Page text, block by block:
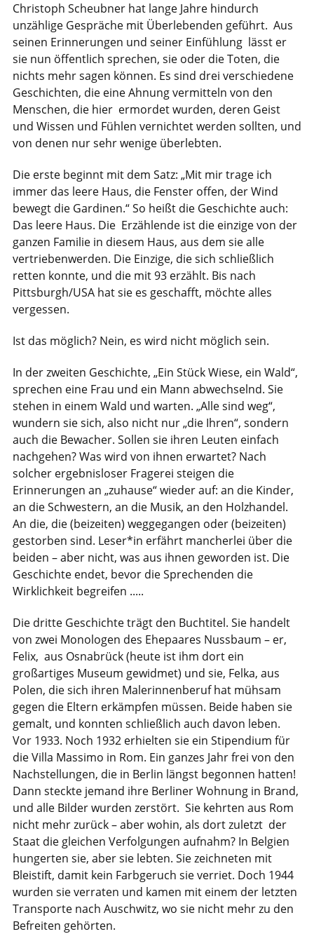
Christoph Scheubner hat lange Jahre hindurch
unzählige Gespräche mit Überlebenden geführt. Aus
seinen Erinnerungen und seiner Einfühlung lässt er
sie nun öffentlich sprechen, sie oder die Toten, die
nichts mehr sagen können. Es sind drei verschiedene
Geschichten, die eine Ahnung vermitteln von den
Menschen, die hier ermordet wurden, deren Geist
und Wissen und Fühlen vernichtet werden sollten, und
von denen nur sehr wenige überlebten.
Die erste beginnt mit dem Satz: „Mit mir trage ich
immer das leere Haus, die Fenster offen, der Wind
bewegt die Gardinen.“ So heißt die Geschichte auch:
Das leere Haus. Die Erzählende ist die einzige von der
ganzen Familie in diesem Haus, aus dem sie alle
vertriebenwerden. Die Einzige, die sich schließlich
retten konnte, und die mit 93 erzählt. Bis nach
Pittsburgh/USA hat sie es geschafft, möchte alles
vergessen.
Ist das möglich? Nein, es wird nicht möglich sein.
In der zweiten Geschichte, „Ein Stück Wiese, ein Wald“,
sprechen eine Frau und ein Mann abwechselnd. Sie
stehen in einem Wald und warten. „Alle sind weg“,
wundern sie sich, also nicht nur „die Ihren“, sondern
auch die Bewacher. Sollen sie ihren Leuten einfach
nachgehen? Was wird von ihnen erwartet? Nach
solcher ergebnisloser Fragerei steigen die
Erinnerungen an „zuhause“ wieder auf: an die Kinder,
an die Schwestern, an die Musik, an den Holzhandel.
An die, die (beizeiten) weggegangen oder (beizeiten)
gestorben sind. Leser*in erfährt mancherlei über die
beiden – aber nicht, was aus ihnen geworden ist. Die
Geschichte endet, bevor die Sprechenden die
Wirklichkeit begreifen .....
Die dritte Geschichte trägt den Buchtitel. Sie handelt
von zwei Monologen des Ehepaares Nussbaum – er,
Felix, aus Osnabrück (heute ist ihm dort ein
großartiges Museum gewidmet) und sie, Felka, aus
Polen, die sich ihren Malerinnenberuf hat mühsam
gegen die Eltern erkämpfen müssen. Beide haben sie
gemalt, und konnten schließlich auch davon leben.
Vor 1933. Noch 1932 erhielten sie ein Stipendium für
die Villa Massimo in Rom. Ein ganzes Jahr frei von den
Nachstellungen, die in Berlin längst begonnen hatten!
Dann steckte jemand ihre Berliner Wohnung in Brand,
und alle Bilder wurden zerstört. Sie kehrten aus Rom
nicht mehr zurück – aber wohin, als dort zuletzt der
Staat die gleichen Verfolgungen aufnahm? In Belgien
hungerten sie, aber sie lebten. Sie zeichneten mit
Bleistift, damit kein Farbgeruch sie verriet. Doch 1944
wurden sie verraten und kamen mit einem der letzten
Transporte nach Auschwitz, wo sie nicht mehr zu den
Befreiten gehörten.